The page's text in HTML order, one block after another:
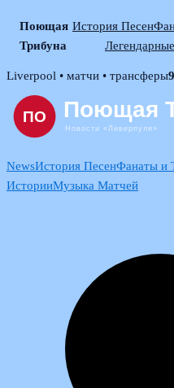
Поющая
Трибуна
История Песен
Skip
content
Liverpool • матчи • трансферы
NewsИстория ПесенФанаты и
ИсторииМузыка Матчей